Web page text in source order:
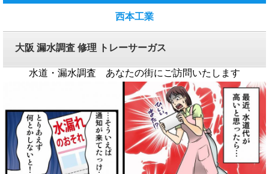
西本工業
大阪 漏水調査 修理 トレーサーガス
水道・漏水調査 あなたの街にご訪問いたします